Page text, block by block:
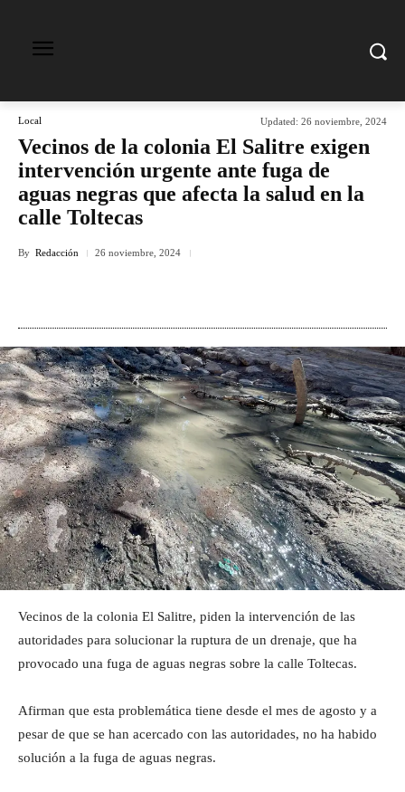
Local Updated: 26 noviembre, 2024
Vecinos de la colonia El Salitre exigen
intervención urgente ante fuga de
aguas negras que afecta la salud en la
calle Toltecas
By Redacción 26 noviembre, 2024
Vecinos de la colonia El Salitre, piden la intervención de las
autoridades para solucionar la ruptura de un drenaje, que ha
provocado una fuga de aguas negras sobre la calle Toltecas.
Afirman que esta problemática tiene desde el mes de agosto y a
pesar de que se han acercado con las autoridades, no ha habido
solución a la fuga de aguas negras.